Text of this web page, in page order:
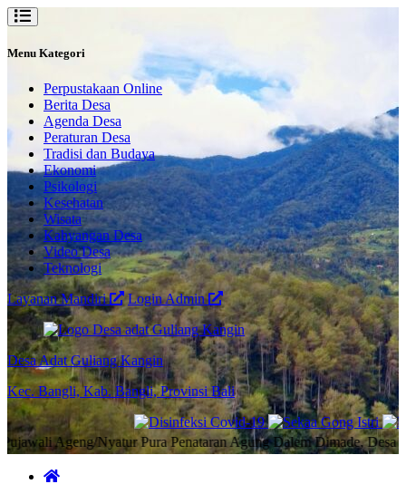
Menu Kategori
Perpustakaan Online
Berita Desa
Agenda Desa
Peraturan Desa
Tradisi dan Budaya
Ekonomi
Psikologi
Kesehatan
Wisata
Kahyangan Desa
Video Desa
Teknologi
Layanan Mandiri
Login Admin
Desa Adat Guliang Kangin
Kec. Bangli, Kab. Bangli, Provinsi Bali
Ageng/Nyatur Pura Penataran Agung Dalem Dimade, Desa